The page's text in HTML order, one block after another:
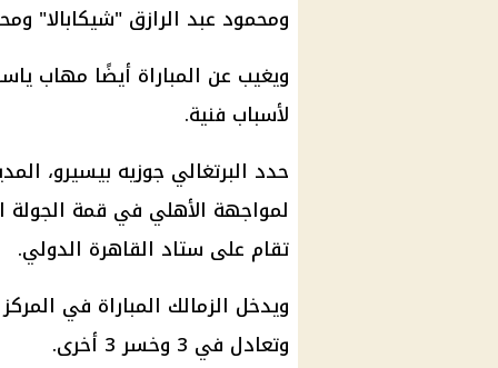
ومحمود عبد الرازق "شيكابالا"
ويغيب عن المباراة أيضًا مهاب
لأسباب فنية.
حدد البرتغالي جوزيه بيسيرو،
لمواجهة الأهلي في قمة الجولة
تقام على ستاد القاهرة الدولي.
وتعادل في 3 وخسر 3 أخرى.